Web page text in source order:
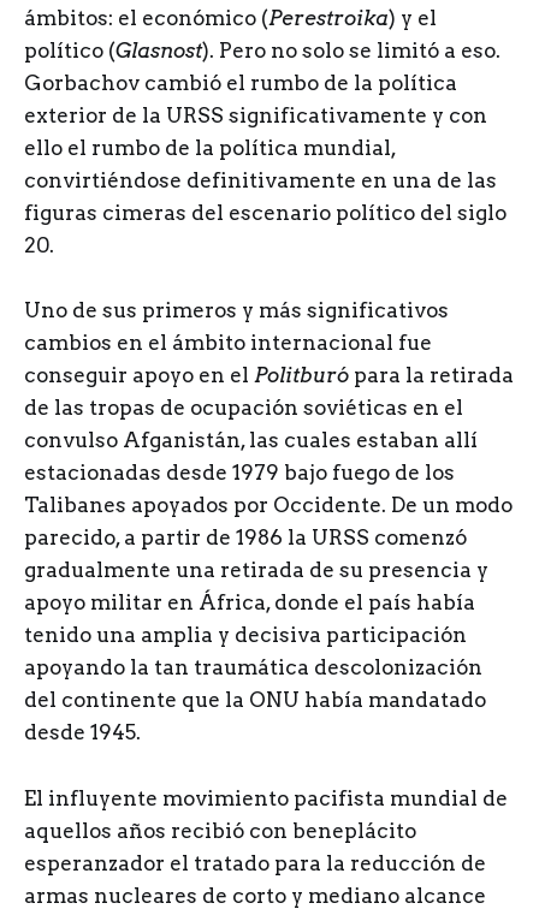
ámbitos: el económico (Perestroika) y el
político (Glasnost). Pero no solo se limitó a eso.
Gorbachov cambió el rumbo de la política
exterior de la URSS significativamente y con
ello el rumbo de la política mundial,
convirtiéndose definitivamente en una de las
figuras cimeras del escenario político del siglo
20.
Uno de sus primeros y más significativos
cambios en el ámbito internacional fue
conseguir apoyo en el Politburó para la retirada
de las tropas de ocupación soviéticas en el
convulso Afganistán, las cuales estaban allí
estacionadas desde 1979 bajo fuego de los
Talibanes apoyados por Occidente. De un modo
parecido, a partir de 1986 la URSS comenzó
gradualmente una retirada de su presencia y
apoyo militar en África, donde el país había
tenido una amplia y decisiva participación
apoyando la tan traumática descolonización
del continente que la ONU había mandatado
desde 1945.
El influyente movimiento pacifista mundial de
aquellos años recibió con beneplácito
esperanzador el tratado para la reducción de
armas nucleares de corto y mediano alcance